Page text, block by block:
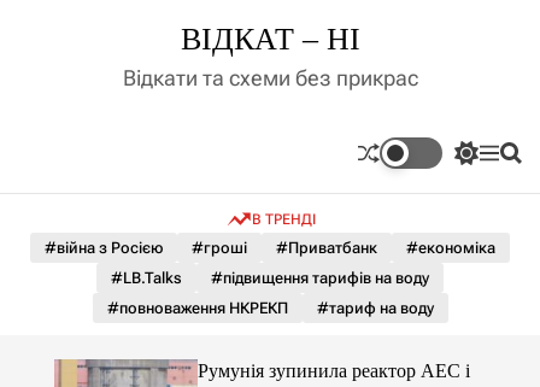
д
ВІДКАТ – НІ
Відкати та схеми без прикрас
П
м
к
а
о
М П
В ТРЕНДІ
#війна з Росією #гроші #Приватбанк
#економіка
#LB.Talks
#підвищення тарифів на воду
#повноваження НКРЕКП
#тариф на воду
Румунія зупинила реактор АЕС і